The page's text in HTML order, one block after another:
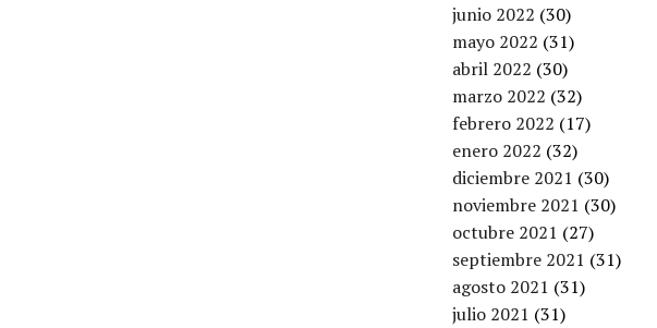
junio 2022 (30)
mayo 2022 (31)
abril 2022 (30)
marzo 2022 (32)
febrero 2022 (17)
enero 2022 (32)
diciembre 2021 (30)
noviembre 2021 (30)
octubre 2021 (27)
septiembre 2021 (31)
agosto 2021 (31)
julio 2021 (31)